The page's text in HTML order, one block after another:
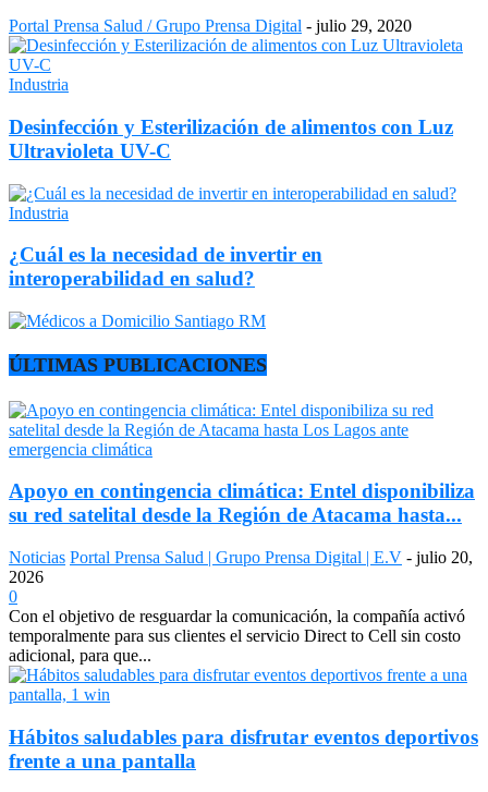
Portal Prensa Salud / Grupo Prensa Digital - julio 29, 2020
Industria
Desinfección y Esterilización de alimentos con Luz
Ultravioleta UV-C
Industria
¿Cuál es la necesidad de invertir en
interoperabilidad en salud?
ÚLTIMAS PUBLICACIONES
Apoyo en contingencia climática: Entel disponibiliza
su red satelital desde la Región de Atacama hasta...
Noticias Portal Prensa Salud | Grupo Prensa Digital | E.V - julio 20,
2026
0
Con el objetivo de resguardar la comunicación, la compañía activó
temporalmente para sus clientes el servicio Direct to Cell sin costo
adicional, para que...
Hábitos saludables para disfrutar eventos deportivos
frente a una pantalla